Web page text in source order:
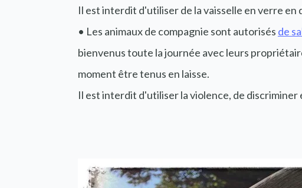
Il est interdit d'utiliser de la vaisselle en verre
• Les animaux de compagnie sont autorisés de
bienvenus toute la journée avec leurs
moment être tenus en laisse.
Il est interdit d'utiliser la violence, de